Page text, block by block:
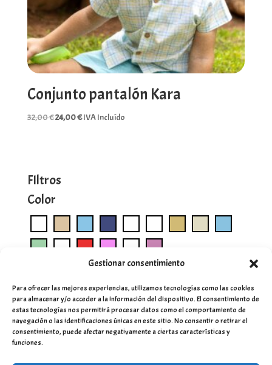
Gestionar consentimiento
Para ofrecer las mejores experiencias, utilizamos tecnologías como las cookies
para almacenar y/o acceder a la información del dispositivo. El consentimiento de
estas tecnologías nos permitirá procesar datos como el comportamiento de
navegación o las identificaciones únicas en este sitio. No consentir o retirar el
consentimiento, puede afectar negativamente a ciertas características y
funciones.
Conjunto pantalón Kara
32,00€El
24,00€ElIVA Incluído
FIltros
Color